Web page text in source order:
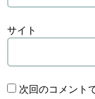
サイト
次回のコメント